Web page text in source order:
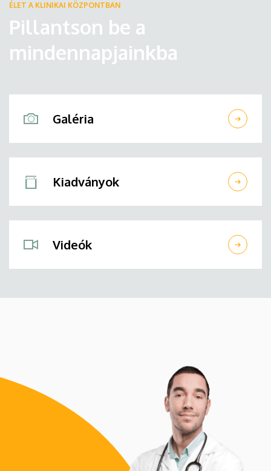
ÉLET A KLINIKAI KÖZPONTBAN
Pillantson be a
mindennapjainkba
Galéria
Kiadványok
Videók